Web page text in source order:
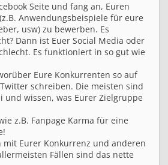
Seite und fang an, Euren
Anwendungsbeispiele für eure
usw) zu bewerben. Es
Dann ist Euer Social Media oder
Es funktioniert in so gut wie
Eure Konkurrenten so auf
schreiben. Die meisten sind
und wissen, was Eurer Zielgruppe
z.B. Fanpage Karma für eine
mit Eurer Konkurrenz und anderen
Fällen sind das nette